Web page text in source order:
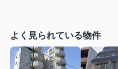
よく見られている物件